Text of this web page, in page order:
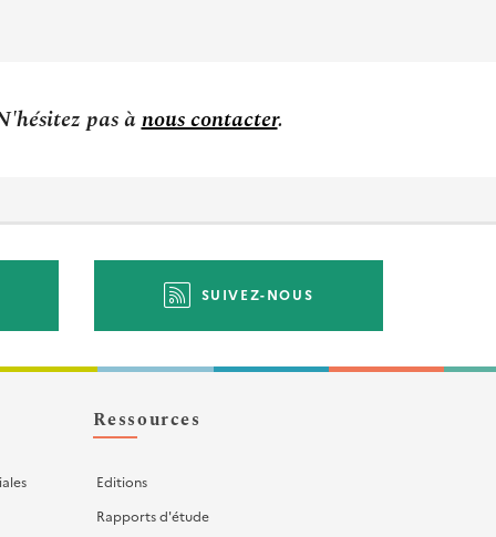
pas ànous contacter.
SUIVEZ-NOUS
Ressources
Editions
Rapports d'étude